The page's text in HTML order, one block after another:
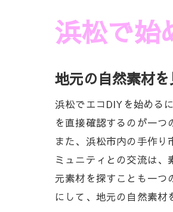
浜松で始
地元の自然素材
浜松でエコDIYを始める
を直接確認するのが一つ
また、浜松市内の手作
ミュニティとの交流は
元素材を探すことも一つ
にして、地元の自然素材